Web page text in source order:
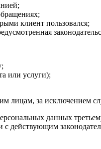
клиент пользовался;
или услуги);
лицам, за исключением
данных
с действующим